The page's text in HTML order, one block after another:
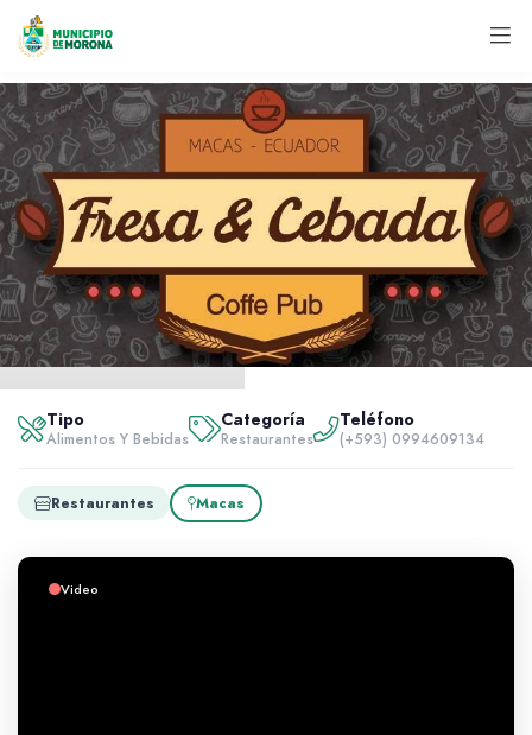
Alimentos y bebidas
Tipo
Alimentos Y Bebidas
Categoría
Restaurantes
Teléfono
(+593) 0994609134
Restaurantes Macas
Video